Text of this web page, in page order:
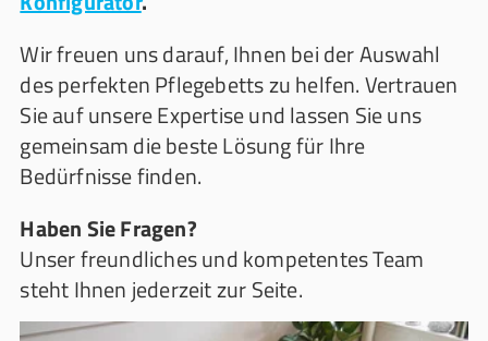
Wir freuen uns darauf, Ihnen bei der Auswahl
des perfekten Pflegebetts zu helfen. Vertrauen
Sie auf unsere Expertise und lassen Sie uns
gemeinsam die beste Lösung für Ihre
Bedürfnisse finden.
Haben Sie Fragen?
Unser freundliches und kompetentes Team
steht Ihnen jederzeit zur Seite.